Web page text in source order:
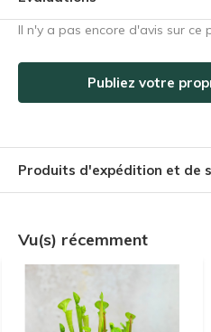
Il n'y a pas encore d'avis sur ce
Publiez votre
Produits d'expédition et de
Vu(s) récemment